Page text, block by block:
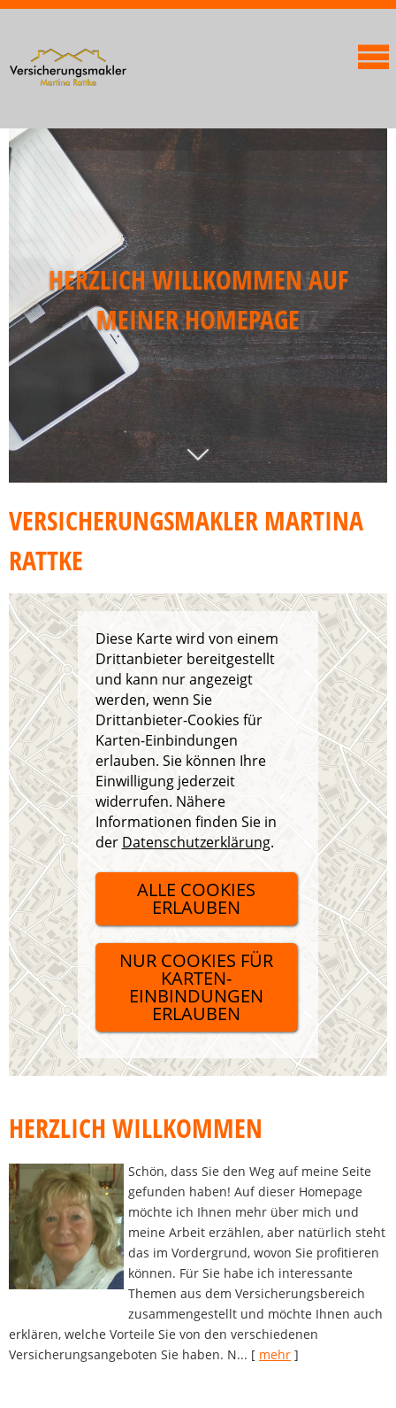
HERZLICH WILLKOMMEN AUF
MEINER HOMEPAGE
ICH OPTIMIERE IHREN
VERSICHERUNGSSCHUTZ
VERSICHERUNGSMAKLER MARTINA
RATTKE
Diese Karte wird von einem
Drittanbieter bereitgestellt
und kann nur angezeigt
werden, wenn Sie
Drittanbieter-Cookies für
Karten-Einbindungen
erlauben. Sie können Ihre
Einwilligung jederzeit
widerrufen. Nähere
Informationen finden Sie in
der Datenschutzerklärung.
ALLE COOKIES
ERLAUBEN
NUR COOKIES FÜR
KARTEN-
EINBINDUNGEN
ERLAUBEN
HERZLICH WILLKOMMEN
Schön, dass Sie den Weg auf meine Seite
gefunden haben! Auf dieser Homepage
möchte ich Ihnen mehr über mich und
meine Arbeit erzählen, aber natürlich steht
das im Vordergrund, wovon Sie profitieren
können. Für Sie habe ich interessante
Themen aus dem Versicherungsbereich
zusammengestellt und möchte Ihnen auch
erklären, welche Vorteile Sie von den verschiedenen
Versicherungsangeboten Sie haben. N... [ mehr ]